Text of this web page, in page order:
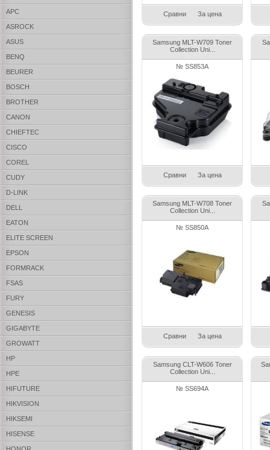
APC
ASROCK
ASUS
BENQ
BEURER
BOSCH
BROTHER
CANON
CHIEFTEC
CISCO
COREL
CUDY
D-LINK
DELL
EATON
ELITE SCREEN
EPSON
FORMRACK
FSAS
FURY
GENESIS
GIGABYTE
GROWATT
HP
HPE
HIFUTURE
HIKVISION
HIKSEMI
HISENSE
Сравни За цена
Samsung MLT-W709 Toner
Collection Uni...
№ SS853A
Сравни За цена
Samsung MLT-W708 Toner
Collection Uni...
№ SS850A
Сравни За цена
Samsung CLT-W606 Toner
Collection Uni...
№ SS694A